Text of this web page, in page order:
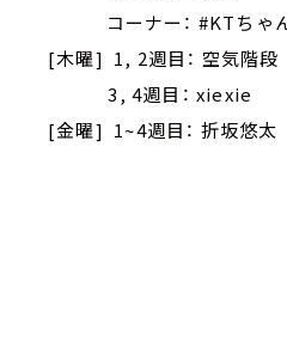
コーナー： #KTちゃん
[木曜] 1, 2週目： 空気階段
3, 4週目： xiexie
[金曜] 1~4週目： 折坂悠太